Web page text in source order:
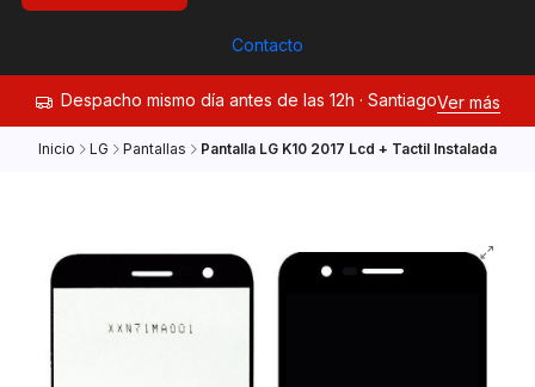
Contacto
Despacho mismo día antes de las 12h · SantiagoVer más
Inicio LG Pantallas Pantalla LG K10 2017 Lcd + Tactil Instalada